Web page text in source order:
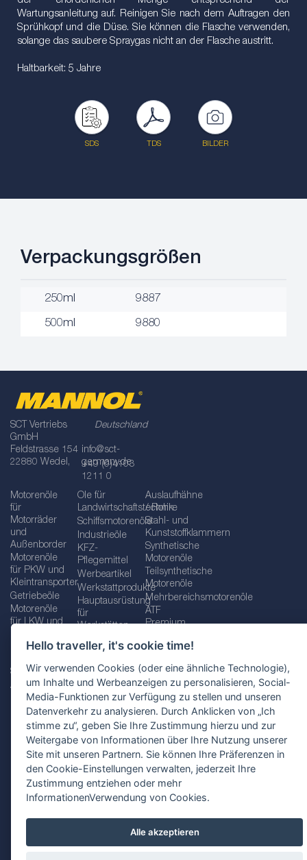
Hello traveller, it's cookie time!
Wir verwenden Cookies (oder eine ähnliche Technologie),
um Inhalte und Werbeanzeigen zu personalisieren, Social-
Media-Funktionen zur Verfügung zu stellen und unseren
Datenverkehr zu analysieren. Durch Anklicken von „Ich
stimme zu“, geben Sie Ihre Zustimmung hierzu und zur
Weitergabe von Informationen über Ihre Nutzung unserer
Site mit unseren Partnern. Sie können Ihre Präferenzen in
den Cookie-Einstellungen verwalten, jederzeit Ihre
Zustimmung entziehen oder mehr
InformationenVerwendung von Cookies.
Alle akzeptieren
Wartungsanleitung auf. Reinigen Sie nach dem Auftragen den
Sprühkopf und die Düse. Sie können die Flasche verwenden,
solange das saubere Spraygas nicht an der Flasche austritt.
Haltbarkeit: 5 Jahre
SDS TDS BILDER
Verpackungsgrößen
250ml 9887
500ml 9880
SCT Vertriebs
GmbH
Feldstrasse 154
22880 Wedel,
Deutschland
info@sct-
germany.de
+49 (0)4103
1211 0
Motorenöle
für
Motorräder
und
Außenborder
Motorenöle
für PKW und
Kleintransporter
Getriebeöle
Motorenöle
für LKW und
Betriebs-
Serviceflüssigkeiten
Additive
Fette
Öle für
Landwirtschaftstechnik
Schiffsmotorenöle
Industrieöle
KFZ-
Pflegemittel
Werbeartikel
Werkstattprodukte
Hauptausrüstung
für
Werkstätten
Schraubenschlüssel
und
Schraubenschlüsselsätze
Zusätzliche
Werkzeuge
für
Werkstätten
Auslaufhähne
/ Rohre
Stahl- und
Kunststoffklammern
Synthetische
Motorenöle
Teilsynthetische
Motorenöle
Mehrbereichsmotorenöle
ATF
Premium
Öle für
Getriebeöle
Impressum AGB
Datenschutzbestimmungen Standortauswahl